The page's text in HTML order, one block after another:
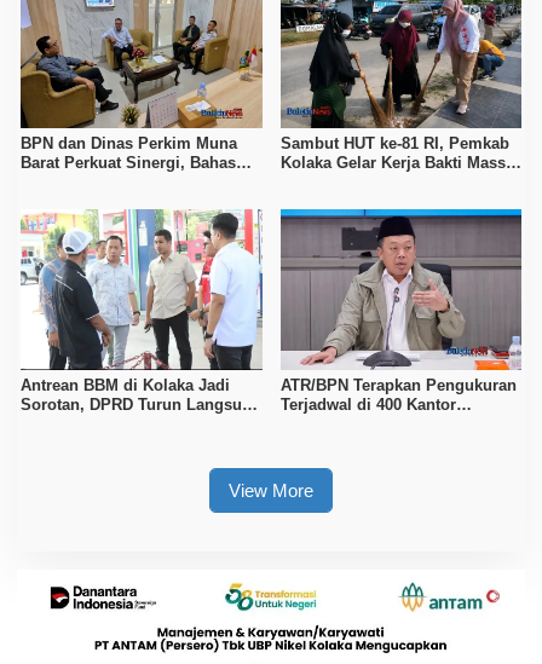
BPN dan Dinas Perkim Muna
Barat Perkuat Sinergi, Bahas
Sambut HUT ke-81 RI, Pemkab
Kolaka Gelar Kerja Bakti Massal
Antrean BBM di Kolaka Jadi
Sorotan, DPRD Turun Langsung
ATR/BPN Terapkan Pengukuran
Terjadwal di 400 Kantor
View More